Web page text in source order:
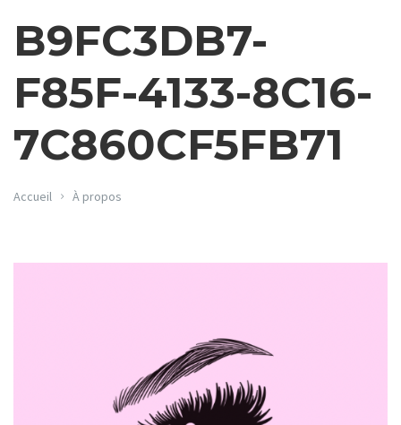
B9FC3DB7-
F85F-4133-8C16-
7C860CF5FB71
Accueil À propos